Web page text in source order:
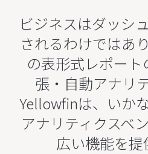
ビジネスはダッシ
されるわけではあ
の表形式レポー
張・自動アナリ
Yellowfinは、いか
アナリティクスベ
広い機能を提